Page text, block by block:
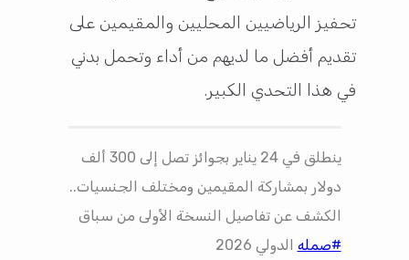
تحفيز الرياضيين المحليين والمقيمين على
تقديم أفضل ما لديهم من أداء وتحمل بدني
في هذا التحدي الكبير.
ينطلق في 24 يناير بجوائز تصل إلى 300 ألف
دولار بمشاركة المقيمين ومختلف الجنسيات..
الكشف عن تفاصيل النسخة الأولى من سباق
#صمله الدولي 2026